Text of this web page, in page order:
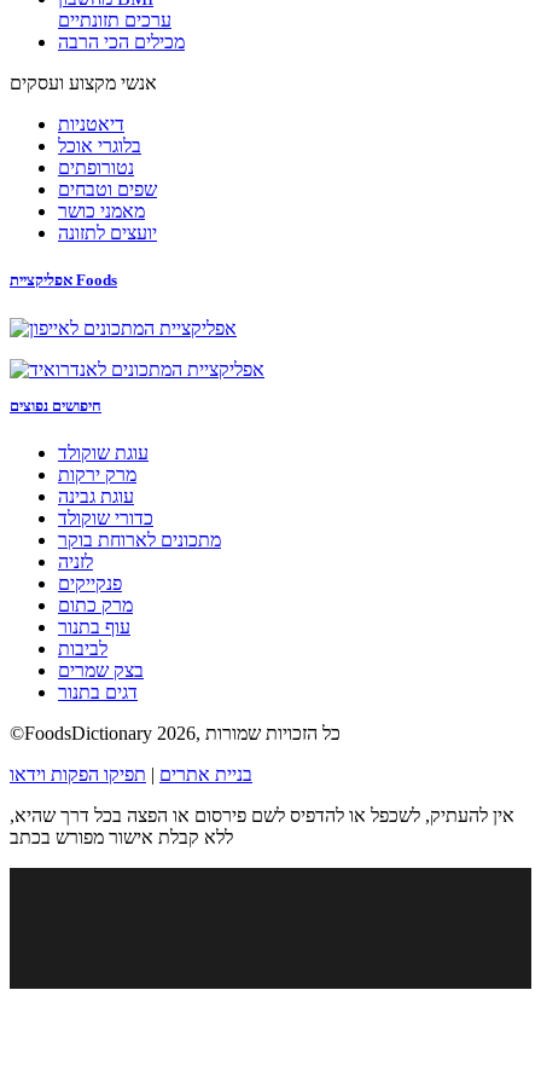
ערכים תזונתיים
מכילים הכי הרבה
אנשי מקצוע ועסקים
דיאטניות
בלוגרי אוכל
נטורופתים
שפים וטבחים
מאמני כושר
יועצים לתזונה
אפליקציית Foods
חיפושים נפוצים
עוגת שוקולד
מרק ירקות
עוגת גבינה
כדורי שוקולד
מתכונים לארוחת בוקר
לזניה
פנקייקים
מרק כתום
עוף בתנור
לביבות
בצק שמרים
דגים בתנור
©FoodsDictionary 2026, כל הזכויות שמורות
בניית אתרים | תפיקו הפקות וידאו
אין להעתיק, לשכפל או להדפיס לשם פירסום או הפצה בכל דרך שהיא,
ללא קבלת אישור מפורש בכתב